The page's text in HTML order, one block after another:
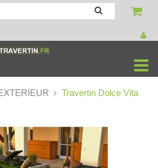
Travertin Dolce Vita